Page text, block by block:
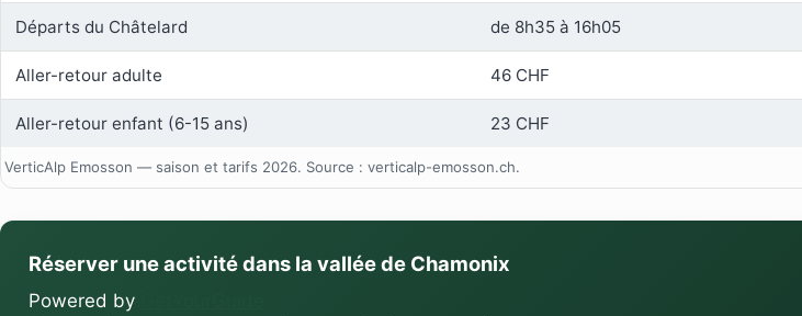
VerticAlp Emosson — saison et tarifs 2026. Source : verticalp-emosson.ch.
Départs du Châtelard de 8h35 à 16h05
Aller-retour adulte 46 CHF
Aller-retour enfant (6-15 ans) 23 CHF
Réserver une activité dans la vallée de Chamonix
Powered by